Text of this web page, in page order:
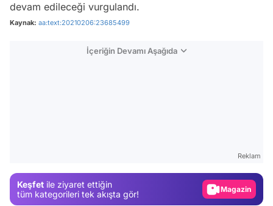
devam edileceği vurgulandı.
Kaynak: aa:text:20210206:23685499
İçeriğin Devamı Aşağıda
Reklam
Keşfet ile ziyaret ettiğin
tüm kategorileri tek akışta gör!
Magazin